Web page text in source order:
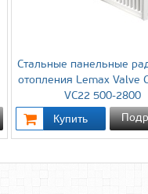
Стальные панельные
отопления Lemax Valve
VC22 500-2800